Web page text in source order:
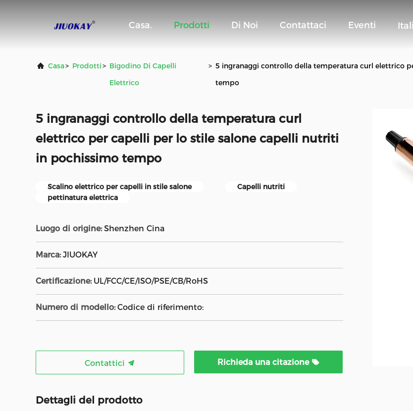
Casa. Prodotti Di Noi Contattaci Eventi
Casa> Prodotti> Bigodino Di Capelli
Elettrico
> 5 ingranaggi controllo della temperatura curl elettrico
tempo
5 ingranaggi controllo della temperatura curl
elettrico per capelli per lo stile salone capelli nutriti
in pochissimo tempo
Scalino elettrico per capelli in stile salone
Capelli nutriti
pettinatura elettrica
Luogo di origine: Shenzhen Cina
Marca: JIUOKAY
Certificazione: UL/FCC/CE/ISO/PSE/CB/RoHS
Numero di modello: Codice di riferimento:
Contattici Richieda una citazione
Dettagli del prodotto